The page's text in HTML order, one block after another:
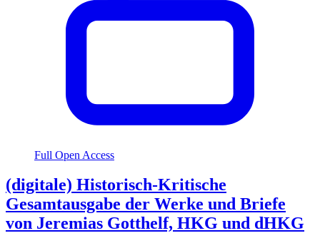
Full Open Access
(digitale) Historisch-Kritische
Gesamtausgabe der Werke und Briefe
von Jeremias Gotthelf, HKG und dHKG